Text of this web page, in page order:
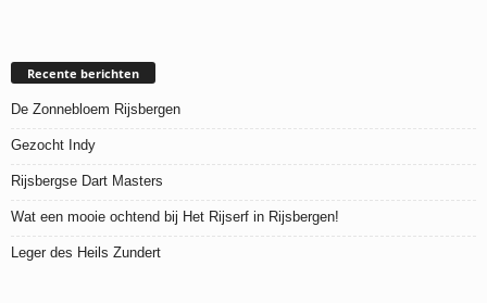
Recente berichten
De Zonnebloem Rijsbergen
Gezocht Indy
Rijsbergse Dart Masters
Wat een mooie ochtend bij Het Rijserf in Rijsbergen!
Leger des Heils Zundert